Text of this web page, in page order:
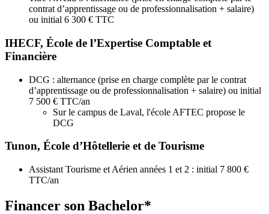
contrat d’apprentissage ou de professionnalisation + salaire)
ou initial 6 300 € TTC
IHECF, École de l’Expertise Comptable et
Financière
DCG : alternance (prise en charge complète par le contrat
d’apprentissage ou de professionnalisation + salaire) ou initial
7 500 € TTC/an
Sur le campus de Laval, l'école AFTEC propose le
DCG
Tunon, École d’Hôtellerie et de Tourisme
Assistant Tourisme et Aérien années 1 et 2 : initial 7 800 €
TTC/an
Financer son Bachelor*